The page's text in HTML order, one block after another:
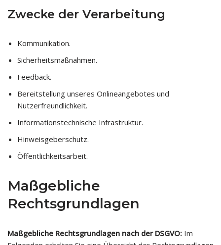
Zwecke der Verarbeitung
Kommunikation.
Sicherheitsmaßnahmen.
Feedback.
Bereitstellung unseres Onlineangebotes und
Nutzerfreundlichkeit.
Informationstechnische Infrastruktur.
Hinweisgeberschutz.
Öffentlichkeitsarbeit.
Maßgebliche
Rechtsgrundlagen
Maßgebliche Rechtsgrundlagen nach der DSGVO: Im